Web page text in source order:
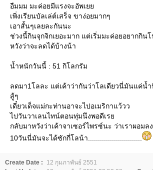
อืมมม มะค่อยมีแรงจะอัพเยย
เพิ่งเรียนบัลเล่ต์เสร็จ ขาง่อยมากๆ
เอาสั้นๆเลยละกันนะ
ช่วงนี้กินจุกจิกเยอะมาก แต่เริ่มมะค่อยอยากกิน
หวังว่าจะลดได้บ้างน้า
น้ำหนักวันนี้ : 51 กิโลกรัม
ลดมา1โลละ แต่เค้าว่ากันว่าโลเดียวนี่มันแค่น้ำ
สู้ๆ
เดี๋ยวเด็จแม่กะท่านอาจะไปอเมริกาแว้วว
ไปวันวาเลนไทน์ตอนทุ่มนึงพอดีเรย
กลับมาหวังว่าเค้าจาเซอร์ไพรซ์นะ ว่าเราผอมลง
10วันนี่มันจะได้ซักกี่โลน้า...........................
Create Date :
12 กุมภาพันธ์ 2551